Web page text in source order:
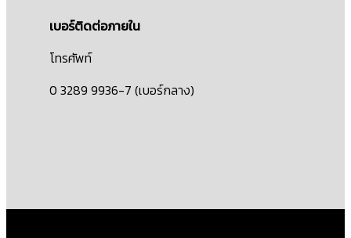
เบอร์ติดต่อภายใน
โทรศัพท์
0 3289 9936-7 (เบอร์กลาง)